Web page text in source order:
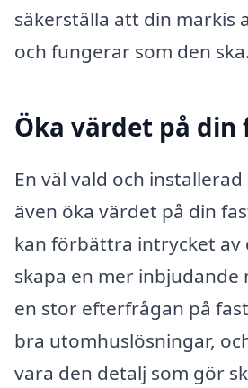
säkerställa att din markis
och fungerar som den ska.
Öka värdet på
En väl vald och
även öka värdet på din
kan förbättra intrycket av
skapa en mer inbjudande
en stor efterfrågan på
bra utomhuslösningar,
vara den detalj som gör